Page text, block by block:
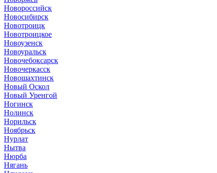
Новороссийск
Новосибирск
Новотроицк
Новотроицкое
Новоузенск
Новоуральск
Новочебоксарск
Новочеркасск
Новошахтинск
Новый Оскол
Новый Уренгой
Ногинск
Нолинск
Норильск
Ноябрьск
Нурлат
Нытва
Нюрба
Нягань